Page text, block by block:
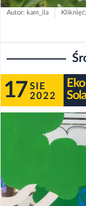
Autor: kam_ila
17 SIE
2022